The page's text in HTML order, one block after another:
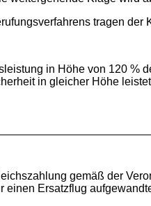
tragen der
in Höhe von 120 %
in gleicher Höhe
gemäß der
Ersatzflug